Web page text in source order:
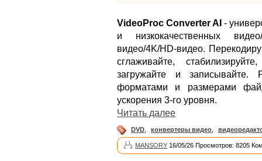
VideoProc Converter AI -
и низкокачественных
видео/4K/HD-видео.
сглаживайте,
загружайте и
форматами и размерами
ускорения 3-го уровня.
Читать далее
DVD конвертеры видео
MANSORY 16/05/26 Просмотров: 8205